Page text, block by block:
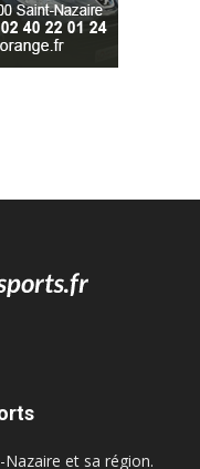
et sa région.